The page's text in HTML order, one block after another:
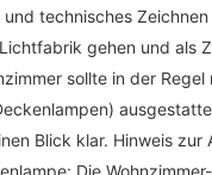
und technisches
gehen und als
sollte in der Regel
Blick klar. Hinweis zur
Die